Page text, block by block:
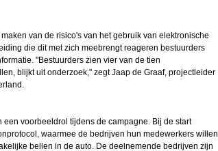
van de risico's van het gebruik van elektronische
die dit met zich meebrengt reageren bestuurders
"Bestuurders zien vier van de tien
blijkt uit onderzoek," zegt Jaap de Graaf, projectleider
voorbeeldrol tijdens de campagne. Bij de start
waarmee de bedrijven hun medewerkers willen
bellen in de auto. De deelnemende bedrijven zijn